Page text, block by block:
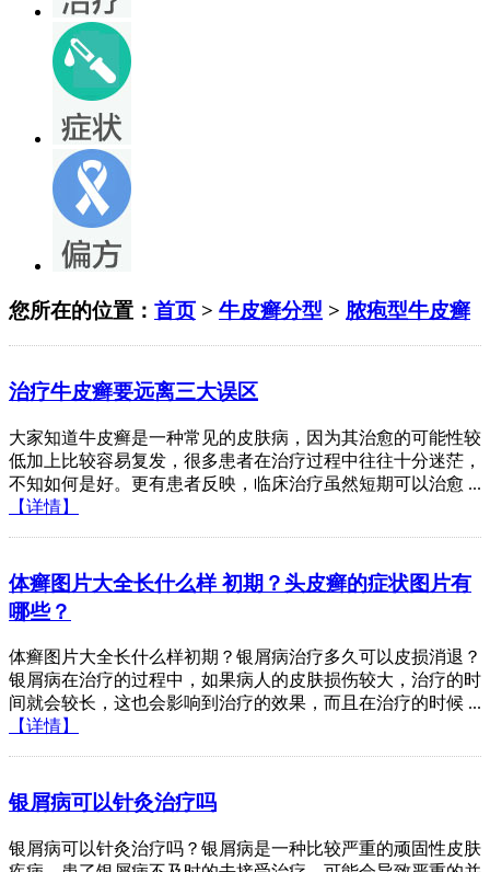
您所在的位置： 首页 > 牛皮癣分型 > 脓疱型牛皮癣
治疗牛皮癣要远离三大误区
大家知道牛皮癣是一种常见的皮肤病，因为其治愈的可能性较
低加上比较容易复发，很多患者在治疗过程中往往十分迷茫，
不知如何是好。更有患者反映，临床治疗虽然短期可以治愈 ...
【详情】
体癣图片大全长什么样 初期？头皮癣的症状图片有
哪些？
体癣图片大全长什么样初期？银屑病治疗多久可以皮损消退？
银屑病在治疗的过程中，如果病人的皮肤损伤较大，治疗的时
间就会较长，这也会影响到治疗的效果，而且在治疗的时候 ...
【详情】
银屑病可以针灸治疗吗
银屑病可以针灸治疗吗？银屑病是一种比较严重的顽固性皮肤